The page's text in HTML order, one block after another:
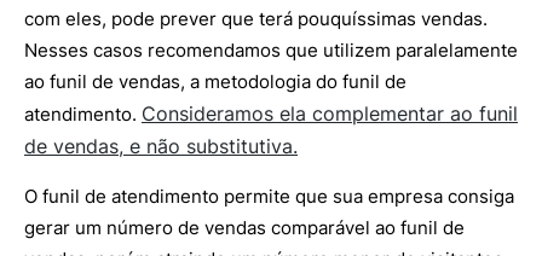
com eles, pode prever que terá pouquíssimas vendas.
Nesses casos recomendamos que utilizem paralelamente
ao funil de vendas, a metodologia do funil de
atendimento. Consideramos ela complementar ao funil
de vendas, e não substitutiva.
O funil de atendimento permite que sua empresa consiga
gerar um número de vendas comparável ao funil de